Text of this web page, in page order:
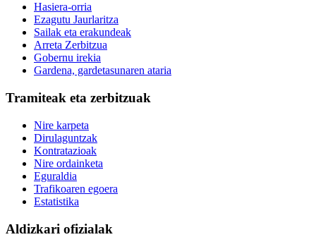
Hasiera-orria
Ezagutu Jaurlaritza
Sailak eta erakundeak
Arreta Zerbitzua
Gobernu irekia
Gardena, gardetasunaren ataria
Tramiteak eta zerbitzuak
Nire karpeta
Dirulaguntzak
Kontratazioak
Nire ordainketa
Eguraldia
Trafikoaren egoera
Estatistika
Aldizkari ofizialak